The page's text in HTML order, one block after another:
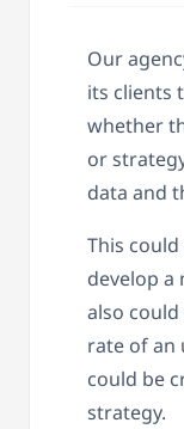
Our
its clients
whether
or
data and
This
develop a
also
rate of an
could be
strategy.